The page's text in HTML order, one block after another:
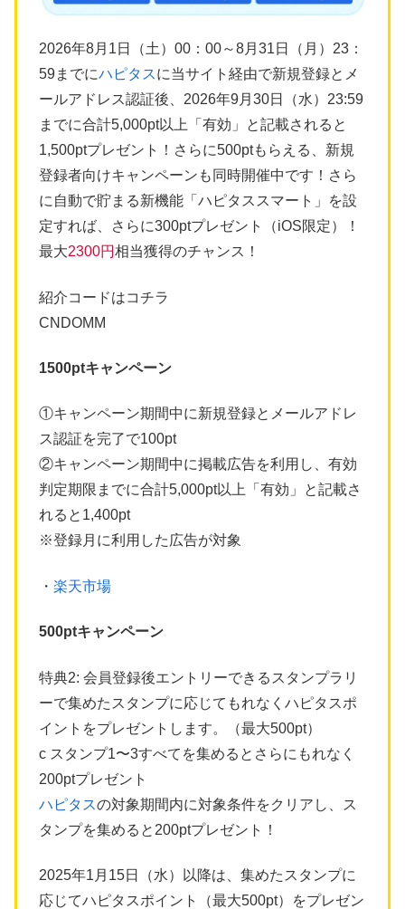
2026年8月1日（土）00：00～8月31日（月）23：
59までにハピタスに当サイト経由で新規登録とメ
ールアドレス認証後、2026年9月30日（水）23:59
までに合計5,000pt以上「有効」と記載されると
1,500ptプレゼント！さらに500ptもらえる、新規
登録者向けキャンペーンも同時開催中です！さら
に自動で貯まる新機能「ハピタススマート」を設
定すれば、さらに300ptプレゼント（iOS限定）！
最大2300円相当獲得のチャンス！
紹介コードはコチラ
CNDOMM
1500ptキャンペーン
①キャンペーン期間中に新規登録とメールアドレ
ス認証を完了で100pt
②キャンペーン期間中に掲載広告を利用し、有効
判定期限までに合計5,000pt以上「有効」と記載さ
れると1,400pt
※登録月に利用した広告が対象
・ 楽天市場
500ptキャンペーン
特典2: 会員登録後エントリーできるスタンプラリ
ーで集めたスタンプに応じてもれなくハピタスポ
イントをプレゼントします。（最大500pt）
c スタンプ1〜3すべてを集めるとさらにもれなく
200ptプレゼント
ハピタスの対象期間内に対象条件をクリアし、ス
タンプを集めると200ptプレゼント！
2025年1月15日（水）以降は、集めたスタンプに
応じてハピタスポイント（最大500pt）をプレゼン